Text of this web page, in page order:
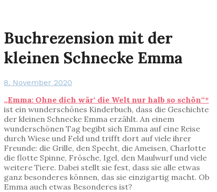
Buchrezension mit der
kleinen Schnecke Emma
8. November 2020
„Emma: Ohne dich wär‘ die Welt nur halb so schön“*
ist ein wunderschönes Kinderbuch, dass die Geschichte
der kleinen Schnecke Emma erzählt. An einem
wunderschönen Tag begibt sich Emma auf eine Reise
durch Wiese und Feld und trifft dort auf viele ihrer
Freunde: die Grille, den Specht, die Ameisen, Charlotte
die flotte Spinne, Frösche, Igel, den Maulwurf und viele
weitere Tiere. Dabei stellt sie fest, dass sie alle etwas
ganz besonderes können, das sie einzigartig macht. Ob
Emma auch etwas Besonderes ist?